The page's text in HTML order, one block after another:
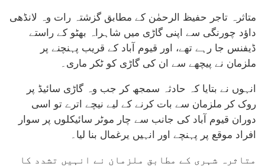
متاثرہ تاجر حفیظ الرحمٰن کے مطابق گزشتہ رات وہ لانڈھی
داؤد چورنگی سے اپنی گاڑی میں شاہراہ بھٹو کے راستے
ڈیفنس جا رہے تھے، اور قیوم آباد کے قریب پہنچنے پر
ملزمان نے پیچھے سے ان کی گاڑی کو ٹکر ماری۔
انہوں نے بتایا کہ حادثہ سمجھ کر جب وہ گاڑی سائیڈ پر
روک کر ملزمان سے بات کرنے کے لیے نیچے اترے تو اسی
دوران قیوم آباد کی جانب سے چار موٹر سائیکلوں پر سوار
افراد موقع پر پہنچے اور انہیں یرغمال بنا لیا۔
متاثرہ شہری کے مطابق ملزمان نے انہیں تشدد کا